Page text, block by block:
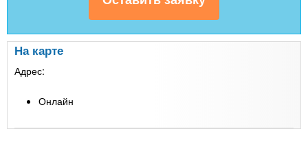
На карте
Адрес:
Онлайн